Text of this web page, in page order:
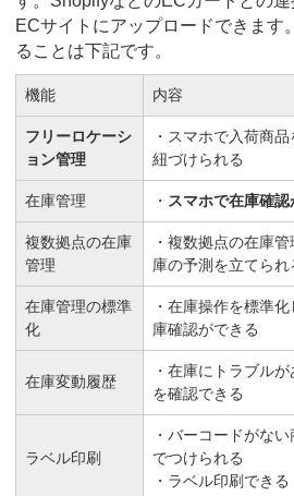
ECサイトにアップロードできます
ることは下記です。
機能 内容
フリーロケーシ
ョン管理
・スマホで入荷商
紐づけられる
在庫管理 ・ スマホで在庫確認
複数拠点の在庫
管理
・複数拠点の在庫
庫の予測を立てられ
在庫管理の標準
化
・在庫操作を標準
庫確認ができる
在庫変動履歴
・在庫にトラブル
を確認できる
ラベル印刷
・バーコードがな
でつけられる
・ラベル印刷できる